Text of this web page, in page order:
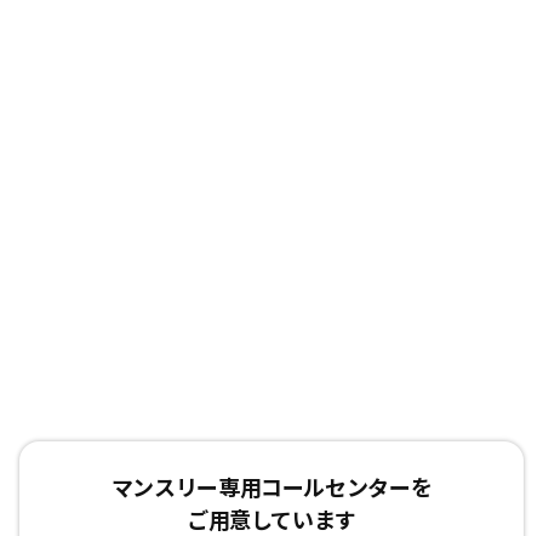
マンスリー専用コールセンターを
ご用意しています